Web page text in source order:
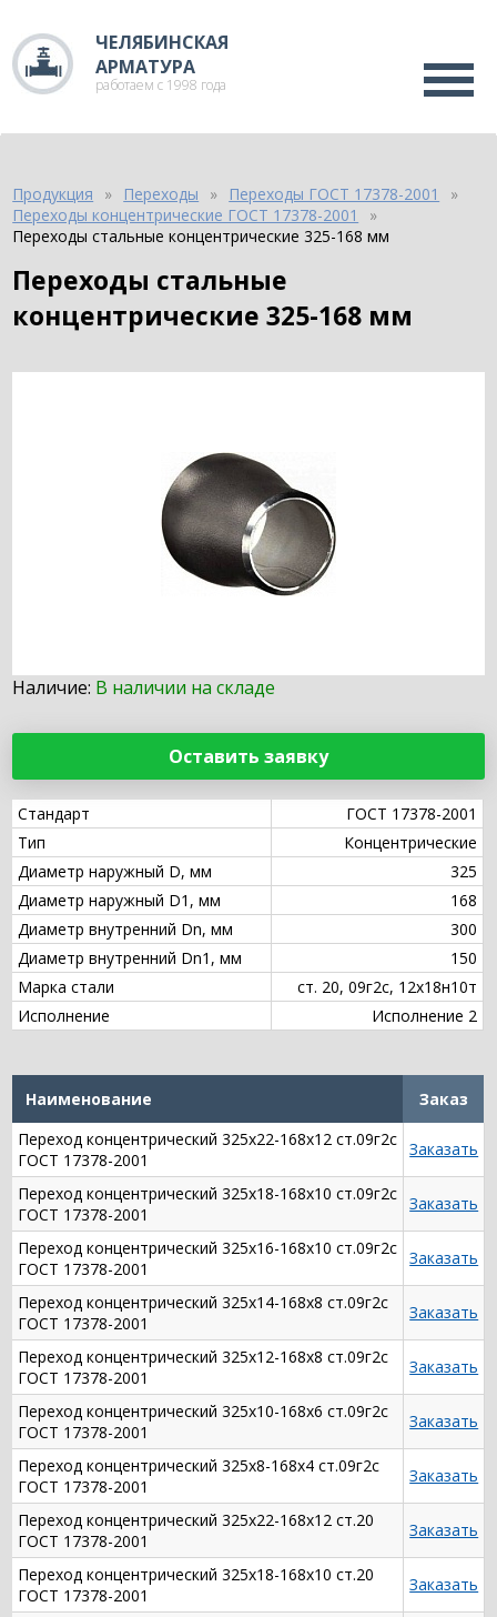
ЧЕЛЯБИНСКАЯ
АРМАТУРА
работаем с 1998 года
Продукция Переходы
Переходы ГОСТ 17378-2001
Переходы концентрические ГОСТ 17378-2001
Переходы стальные концентрические 325-168 мм
Переходы стальные
концентрические 325-168 мм
Наличие: В наличии на складе
Оставить заявку
Стандарт
ГОСТ 17378-2001
Тип
Концентрические
Диаметр наружный D, мм
325
Диаметр наружный D1, мм
168
Диаметр внутренний Dn, мм
300
Диаметр внутренний Dn1, мм
150
Марка стали
ст. 20, 09г2с, 12х18н10т
Исполнение
Исполнение 2
Наименование
Заказ
Переход концентрический 325х22-168х12 ст.09г2с
ГОСТ 17378-2001
Заказать
Переход концентрический 325х18-168х10 ст.09г2с
ГОСТ 17378-2001
Заказать
Переход концентрический 325х16-168х10 ст.09г2с
ГОСТ 17378-2001
Заказать
Переход концентрический 325х14-168х8 ст.09г2с
ГОСТ 17378-2001
Заказать
Переход концентрический 325х12-168х8 ст.09г2с
ГОСТ 17378-2001
Заказать
Переход концентрический 325х10-168х6 ст.09г2с
ГОСТ 17378-2001
Заказать
Переход концентрический 325х8-168х4 ст.09г2с
ГОСТ 17378-2001
Заказать
Переход концентрический 325х22-168х12 ст.20
ГОСТ 17378-2001
Заказать
Переход концентрический 325х18-168х10 ст.20
ГОСТ 17378-2001
Заказать